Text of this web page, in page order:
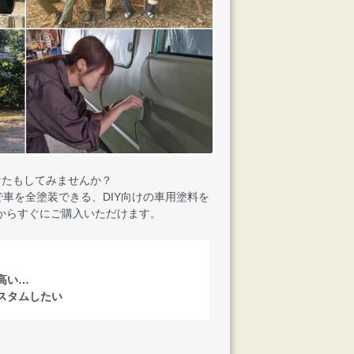
もしてみませんか？
を全塗装できる、DIY向けの車用塗料を
すぐにご購入いただけます。
い…
タムしたい